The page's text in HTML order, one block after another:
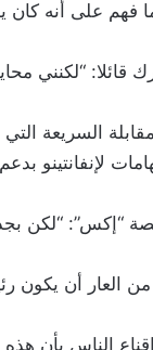
فهم على أنه
قائلا: “لكنني
السريعة
لإنفانتينو
“إكس”: “لكن
العار أن يكون
الناس بأن